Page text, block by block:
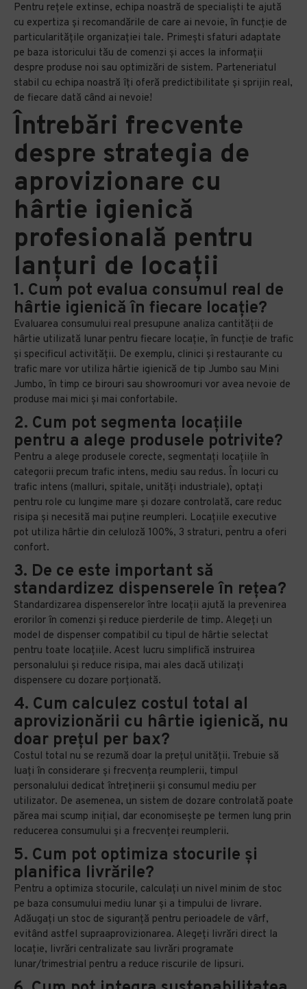
Pentru rețele extinse, echipa noastră de specialiști te ajută
cu expertiza și recomandările de care ai nevoie, în funcție de
particularitățile organizației tale. Primești sfaturi adaptate
pe baza istoricului tău de comenzi și acces la informații
despre produse noi sau optimizări de sistem. Parteneriatul
stabil cu echipa noastră îți oferă predictibilitate și sprijin real,
de fiecare dată când ai nevoie!
Întrebări frecvente
despre strategia de
aprovizionare cu
hârtie igienică
profesională pentru
lanțuri de locații
1. Cum pot evalua consumul real de
hârtie igienică în fiecare locație?
Evaluarea consumului real presupune analiza cantității de
hârtie utilizată lunar pentru fiecare locație, în funcție de trafic
și specificul activității. De exemplu, clinici și restaurante cu
trafic mare vor utiliza hârtie igienică de tip Jumbo sau Mini
Jumbo, în timp ce birouri sau showroomuri vor avea nevoie de
produse mai mici și mai confortabile.
2. Cum pot segmenta locațiile
pentru a alege produsele potrivite?
Pentru a alege produsele corecte, segmentați locațiile în
categorii precum trafic intens, mediu sau redus. În locuri cu
trafic intens (malluri, spitale, unități industriale), optați
pentru role cu lungime mare și dozare controlată, care reduc
risipa și necesită mai puține reumpleri. Locațiile executive
pot utiliza hârtie din celuloză 100%, 3 straturi, pentru a oferi
confort.
3. De ce este important să
standardizez dispenserele în rețea?
Standardizarea dispenserelor între locații ajută la prevenirea
erorilor în comenzi și reduce pierderile de timp. Alegeți un
model de dispenser compatibil cu tipul de hârtie selectat
pentru toate locațiile. Acest lucru simplifică instruirea
personalului și reduce risipa, mai ales dacă utilizați
dispensere cu dozare porționată.
4. Cum calculez costul total al
aprovizionării cu hârtie igienică, nu
doar prețul per bax?
Costul total nu se rezumă doar la prețul unității. Trebuie să
luați în considerare și frecvența reumplerii, timpul
personalului dedicat întreținerii și consumul mediu per
utilizator. De asemenea, un sistem de dozare controlată poate
părea mai scump inițial, dar economisește pe termen lung prin
reducerea consumului și a frecvenței reumplerii.
5. Cum pot optimiza stocurile și
planifica livrările?
Pentru a optimiza stocurile, calculați un nivel minim de stoc
pe baza consumului mediu lunar și a timpului de livrare.
Adăugați un stoc de siguranță pentru perioadele de vârf,
evitând astfel supraaprovizionarea. Alegeți livrări direct la
locație, livrări centralizate sau livrări programate
lunar/trimestrial pentru a reduce riscurile de lipsuri.